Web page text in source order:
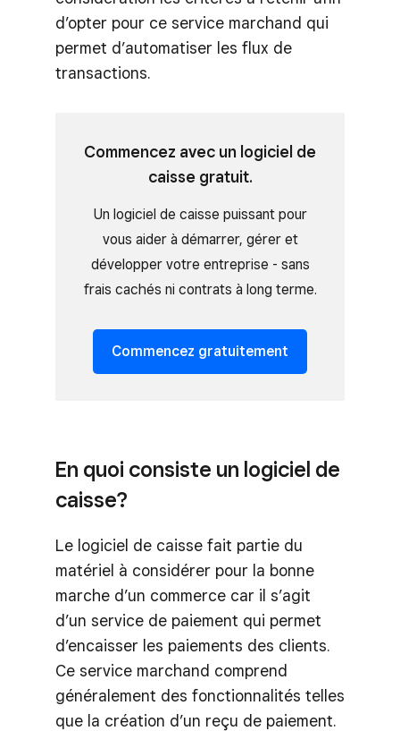
d’opter pour ce service marchand qui
permet d’automatiser les flux de
transactions.
Commencez avec un logiciel de
caisse gratuit.
Un logiciel de caisse puissant pour
vous aider à démarrer, gérer et
développer votre entreprise - sans
frais cachés ni contrats à long terme.
Commencez gratuitement
En quoi consiste un logiciel de
caisse?
Le logiciel de caisse fait partie du
matériel à considérer pour la bonne
marche d’un commerce car il s’agit
d’un service de paiement qui permet
d’encaisser les paiements des clients.
Ce service marchand comprend
généralement des fonctionnalités telles
que la création d’un reçu de paiement.